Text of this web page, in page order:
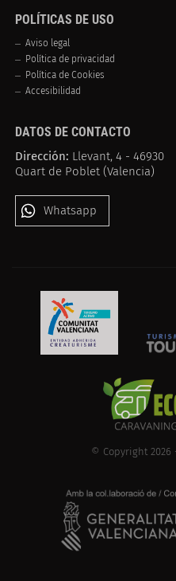
POLÍTICAS DE USO
Aviso legal
Política de privacidad
Política de Cookies
Accesibilidad
DATOS DE CONTACTO
Dirección: Llevant, 4 - 46930
Quart de Poblet (Valencia)
Whatsapp
© Copyright 2026 -